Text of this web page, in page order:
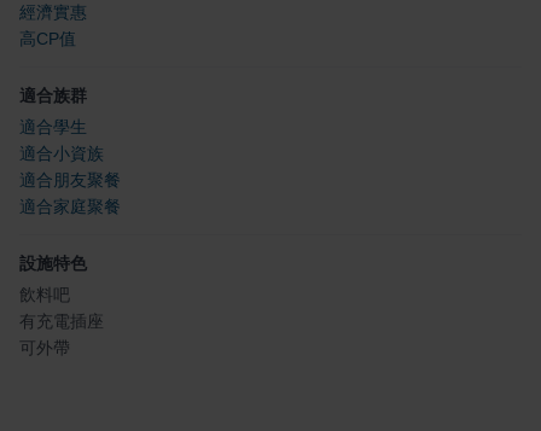
經濟實惠
高CP值
適合族群
適合學生
適合小資族
適合朋友聚餐
適合家庭聚餐
設施特色
飲料吧
有充電插座
可外帶